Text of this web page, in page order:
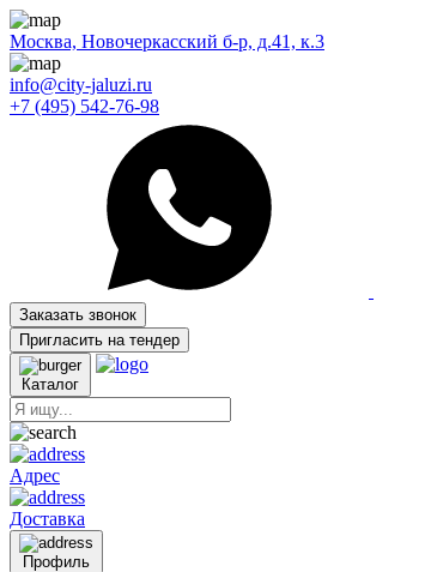
Москва, Новочеркасский б-р, д.41, к.3
info@city-jaluzi.ru
+7 (495) 542-76-98
Заказать звонок
Пригласить на тендер
Каталог
Адрес
Доставка
Профиль